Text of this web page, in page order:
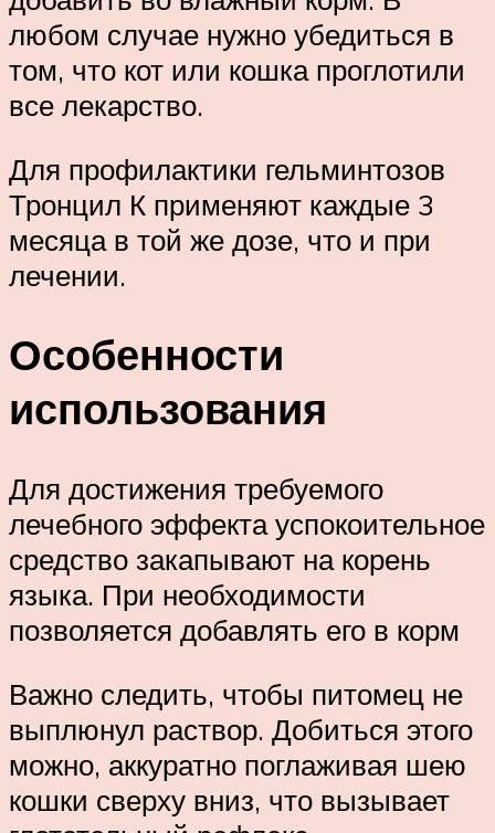
любом случае нужно убедиться в
том, что кот или кошка проглотили
все лекарство.
Для профилактики гельминтозов
Тронцил К применяют каждые 3
месяца в той же дозе, что и при
лечении.
Особенности
использования
Для достижения требуемого
лечебного эффекта успокоительное
средство закапывают на корень
языка. При необходимости
позволяется добавлять его в корм
Важно следить, чтобы питомец не
выплюнул раствор. Добиться этого
можно, аккуратно поглаживая шею
кошки сверху вниз, что вызывает